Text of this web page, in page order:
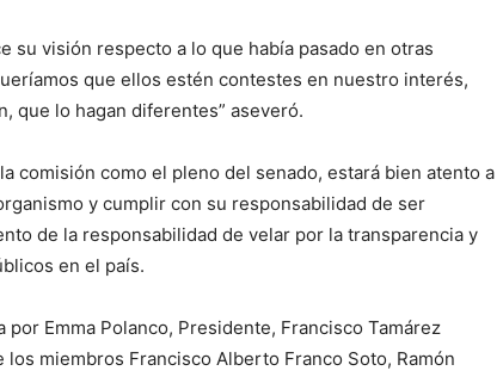
su visión respecto a lo que había pasado en otras
que ellos estén contestes en nuestro interés,
que lo hagan diferentes” aseveró.
comisión como el pleno del senado, estará bien atento a
y cumplir con su responsabilidad de ser
de la responsabilidad de velar por la transparencia y
en el país.
por Emma Polanco, Presidente, Francisco Tamárez
miembros Francisco Alberto Franco Soto, Ramón